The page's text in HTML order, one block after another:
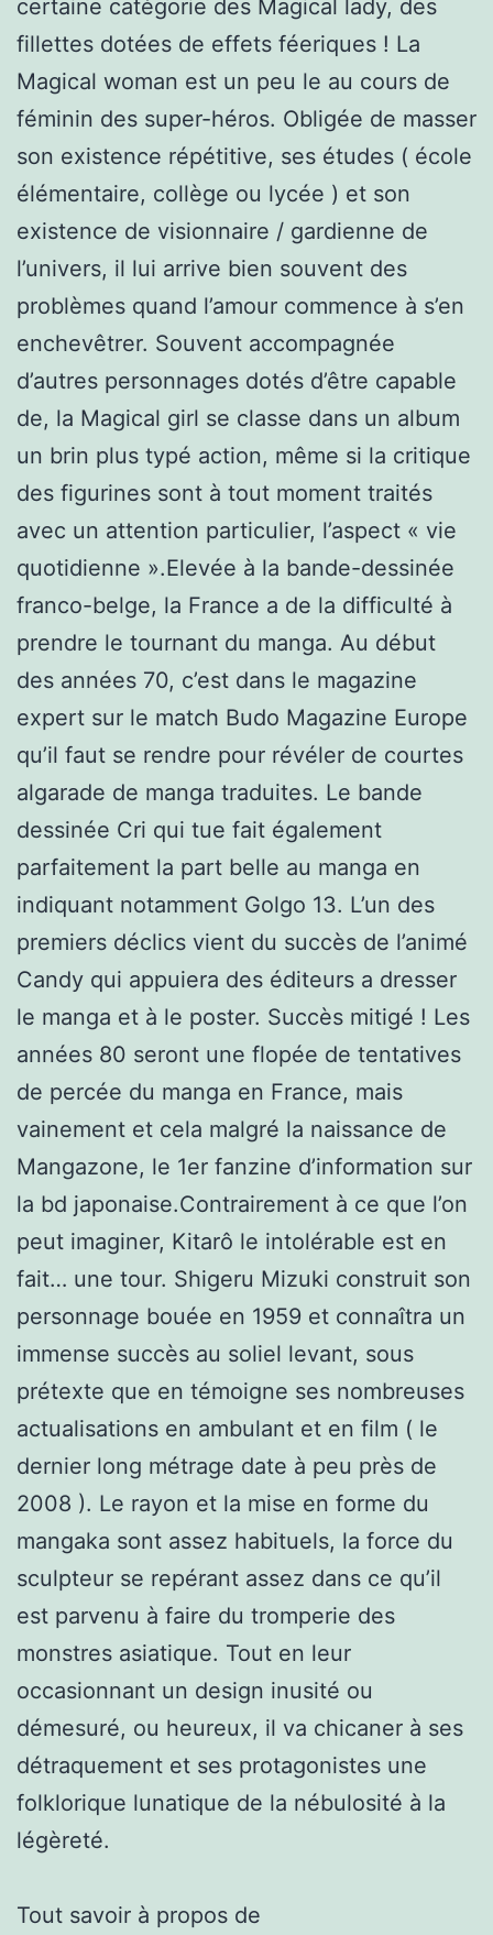
certaine catégorie des Magical lady, des
fillettes dotées de effets féeriques ! La
Magical woman est un peu le au cours de
féminin des super-héros. Obligée de masser
son existence répétitive, ses études ( école
élémentaire, collège ou lycée ) et son
existence de visionnaire / gardienne de
l’univers, il lui arrive bien souvent des
problèmes quand l’amour commence à s’en
enchevêtrer. Souvent accompagnée
d’autres personnages dotés d’être capable
de, la Magical girl se classe dans un album
un brin plus typé action, même si la critique
des figurines sont à tout moment traités
avec un attention particulier, l’aspect « vie
quotidienne ».Elevée à la bande-dessinée
franco-belge, la France a de la difficulté à
prendre le tournant du manga. Au début
des années 70, c’est dans le magazine
expert sur le match Budo Magazine Europe
qu’il faut se rendre pour révéler de courtes
algarade de manga traduites. Le bande
dessinée Cri qui tue fait également
parfaitement la part belle au manga en
indiquant notamment Golgo 13. L’un des
premiers déclics vient du succès de l’animé
Candy qui appuiera des éditeurs a dresser
le manga et à le poster. Succès mitigé ! Les
années 80 seront une flopée de tentatives
de percée du manga en France, mais
vainement et cela malgré la naissance de
Mangazone, le 1er fanzine d’information sur
la bd japonaise.Contrairement à ce que l’on
peut imaginer, Kitarô le intolérable est en
fait… une tour. Shigeru Mizuki construit son
personnage bouée en 1959 et connaîtra un
immense succès au soliel levant, sous
prétexte que en témoigne ses nombreuses
actualisations en ambulant et en film ( le
dernier long métrage date à peu près de
2008 ). Le rayon et la mise en forme du
mangaka sont assez habituels, la force du
sculpteur se repérant assez dans ce qu’il
est parvenu à faire du tromperie des
monstres asiatique. Tout en leur
occasionnant un design inusité ou
démesuré, ou heureux, il va chicaner à ses
détraquement et ses protagonistes une
folklorique lunatique de la nébulosité à la
légèreté.
Tout savoir à propos de